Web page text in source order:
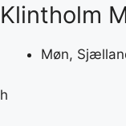
Klintholm
Møn,
h